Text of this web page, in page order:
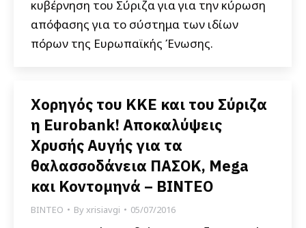
κυβέρνηση του Σύριζα για για την κύρωση
απόφασης για το σύστημα των ιδίων
πόρων της Ευρωπαϊκής Ένωσης.
Χορηγός του ΚΚΕ και του Σύριζα
η Eurobank! Αποκαλύψεις
Χρυσής Αυγής για τα
θαλασσοδάνεια ΠΑΣΟΚ, Mega
και Κοντομηνά – ΒΙΝΤΕΟ
ΒΙΝΤΕΟ Byxrisiavgi 05/07/2016